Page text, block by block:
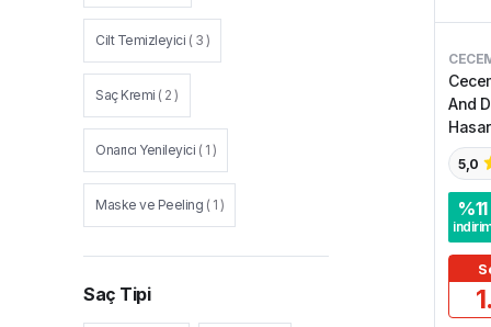
Cilt Temizleyici ( 3 )
Saç Kremi ( 2 )
Onarıcı Yenileyici ( 1 )
Maske ve Peeling ( 1 )
Saç Tipi
And
5,0
%11